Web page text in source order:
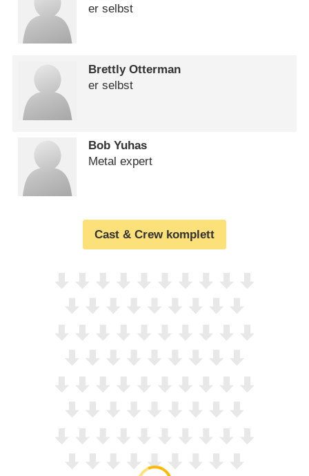
er selbst
Brettly Otterman
er selbst
Bob Yuhas
Metal expert
Cast & Crew komplett